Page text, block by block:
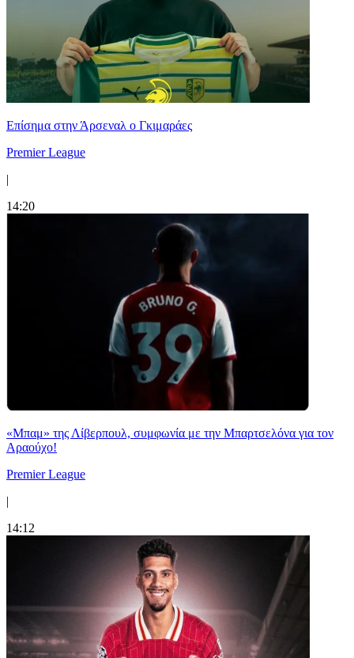
Επίσημα στην Άρσεναλ ο Γκιμαράες
Premier League
|
14:20
«Μπαμ» της Λίβερπουλ, συμφωνία με την Μπαρτσελόνα για τον
Αραούχο!
Premier League
|
14:12